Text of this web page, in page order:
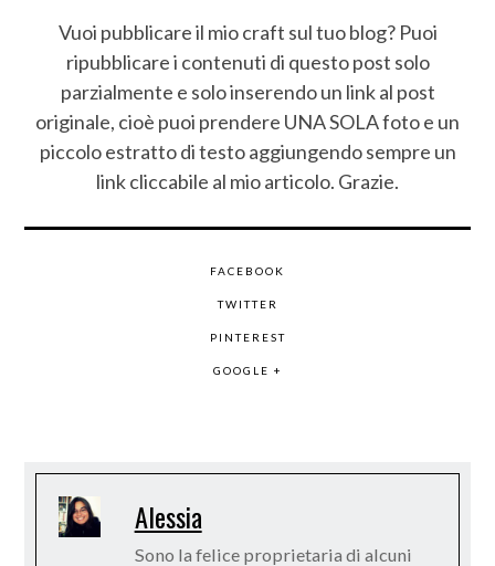
Vuoi pubblicare il mio craft sul tuo blog? Puoi
ripubblicare i contenuti di questo post solo
parzialmente e solo inserendo un link al post
originale, cioè puoi prendere UNA SOLA foto e un
piccolo estratto di testo aggiungendo sempre un
link cliccabile al mio articolo. Grazie.
FACEBOOK
TWITTER
PINTEREST
GOOGLE +
Alessia
Sono la felice proprietaria di alcuni